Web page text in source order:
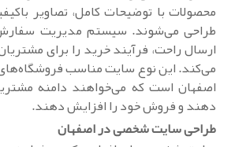
محصولات با توضیحات کامل، تصاویر
طراحی می‌شوند. سیستم مدیریت
ارسال راحت، فرآیند خرید را برای
می‌کند. این نوع سایت مناسب فروشگاه‌های
اصفهان است که می‌خواهند دامنه
دهند و فروش خود را افزایش دهند.
طراحی سایت شخصی در اصفهان